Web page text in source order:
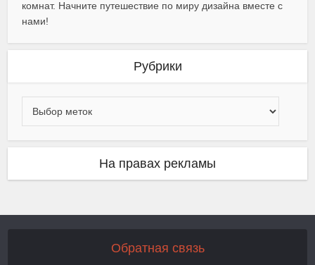
комнат. Начните путешествие по миру дизайна вместе с
нами!
Рубрики
На правах рекламы
Обратная связь